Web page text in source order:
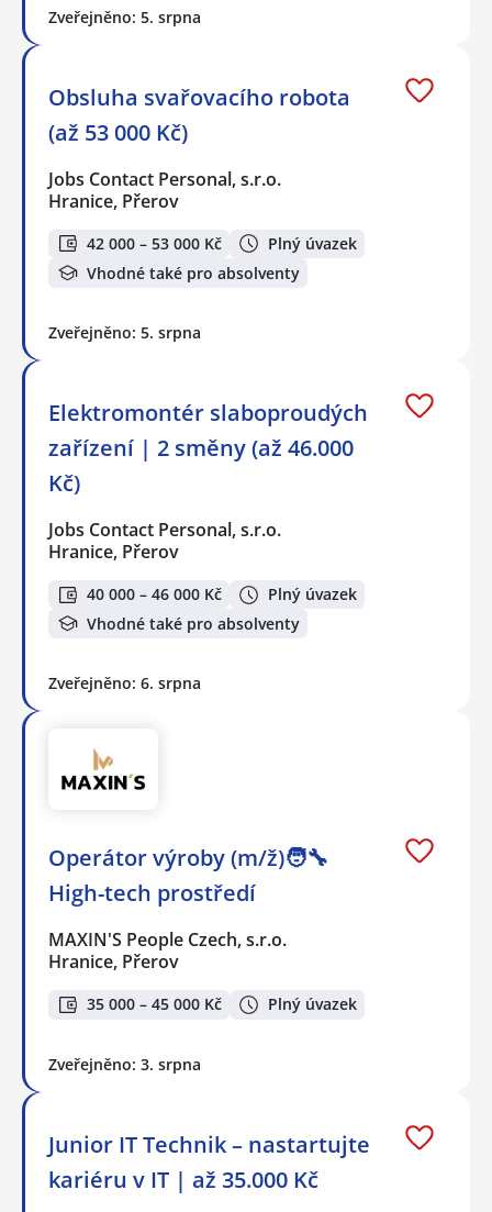
Zveřejněno: 5. srpna
Obsluha svařovacího robota
(až 53 000 Kč)
Jobs Contact Personal, s.r.o.
Hranice, Přerov
42 000 – 53 000 Kč
Plný úvazek
Vhodné také pro absolventy
Zveřejněno: 5. srpna
Elektromontér slaboproudých
zařízení | 2 směny (až 46.000
Kč)
Jobs Contact Personal, s.r.o.
Hranice, Přerov
40 000 – 46 000 Kč
Plný úvazek
Vhodné také pro absolventy
Zveřejněno: 6. srpna
Operátor výroby (m/ž)🧑‍🔧
High-tech prostředí
MAXIN'S People Czech, s.r.o.
Hranice, Přerov
35 000 – 45 000 Kč Plný úvazek
Zveřejněno: 3. srpna
Junior IT Technik – nastartujte
kariéru v IT | až 35.000 Kč